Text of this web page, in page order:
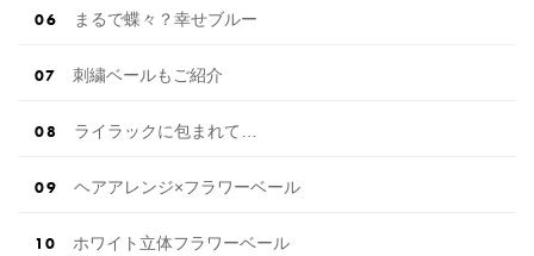
まるで蝶々？幸せブルー
刺繍ベールもご紹介
ライラックに包まれて…
ヘアアレンジ×フラワーベール
ホワイト立体フラワーベール